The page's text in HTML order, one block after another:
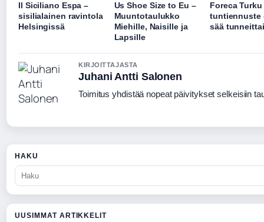
Il Siciliano Espa –
sisilialainen ravintola
Helsingissä
Us Shoe Size to Eu –
Muuntotaulukko
Miehille, Naisille ja
Lapsille
Foreca Turku
tuntiennuste
sää
KIRJOITTAJASTA
Juhani Antti Salonen
Toimitus yhdistää nopeat päivitykset selkeisiin
HAKU
UUSIMMAT ARTIKKELIT